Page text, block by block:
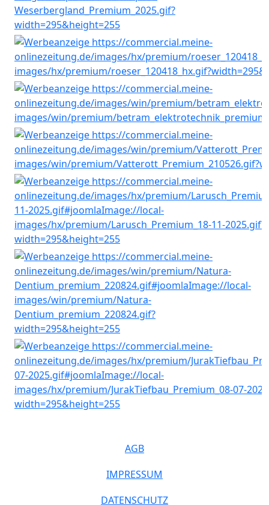
AGB
IMPRESSUM
DATENSCHUTZ